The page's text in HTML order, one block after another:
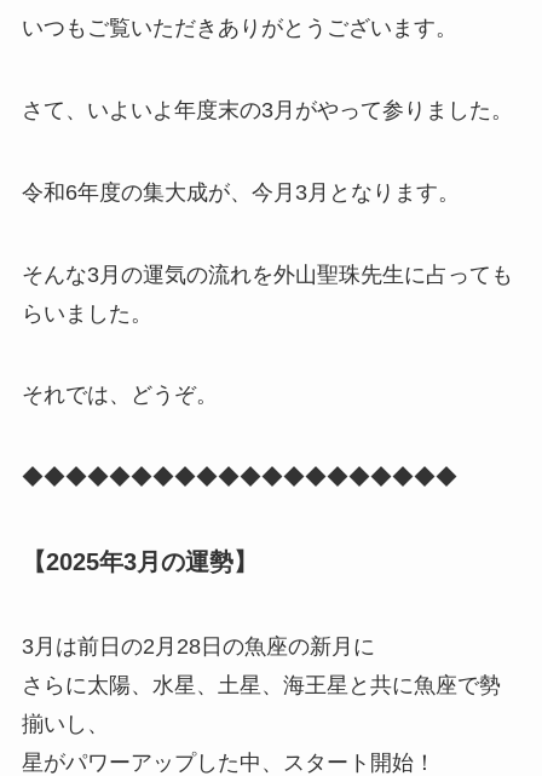
いつもご覧いただきありがとうございます。
さて、いよいよ年度末の3月がやって参りました。
令和6年度の集大成が、今月3月となります。
そんな3月の運気の流れを外山聖珠先生に占っても
らいました。
それでは、どうぞ。
◆◆◆◆◆◆◆◆◆◆◆◆◆◆◆◆◆◆◆◆
【2025年3月の運勢】
3月は前日の2月28日の魚座の新月に
さらに太陽、水星、土星、海王星と共に魚座で勢
揃いし、
星がパワーアップした中、スタート開始！